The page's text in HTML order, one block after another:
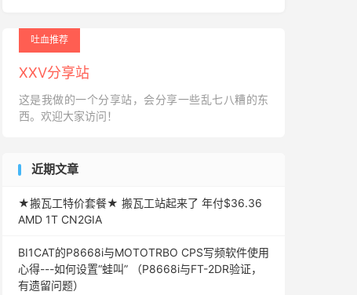
吐血推荐
XXV分享站
这是我做的一个分享站，会分享一些乱七八糟的东
西。欢迎大家访问！
近期文章
★搬瓦工特价套餐★ 搬瓦工站起来了 年付$36.36
AMD 1T CN2GIA
BI1CAT的P8668i与MOTOTRBO CPS写频软件使用
心得---如何设置“蛙叫” （P8668i与FT-2DR验证，
有遗留问题）